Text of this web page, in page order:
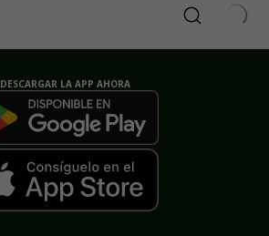
DESCARGAR LA APP AHORA